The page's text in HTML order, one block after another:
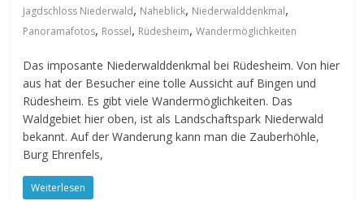
Jagdschloss Niederwald, Naheblick, Niederwalddenkmal,
Panoramafotos, Rossel, Rüdesheim,Wandermöglichkeiten
Das imposante Niederwalddenkmal bei Rüdesheim. Von hier
aus hat der Besucher eine tolle Aussicht auf Bingen und
Rüdesheim. Es gibt viele Wandermöglichkeiten. Das
Waldgebiet hier oben, ist als Landschaftspark Niederwald
bekannt. Auf der Wanderung kann man die Zauberhöhle,
Burg Ehrenfels,
Weiterlesen